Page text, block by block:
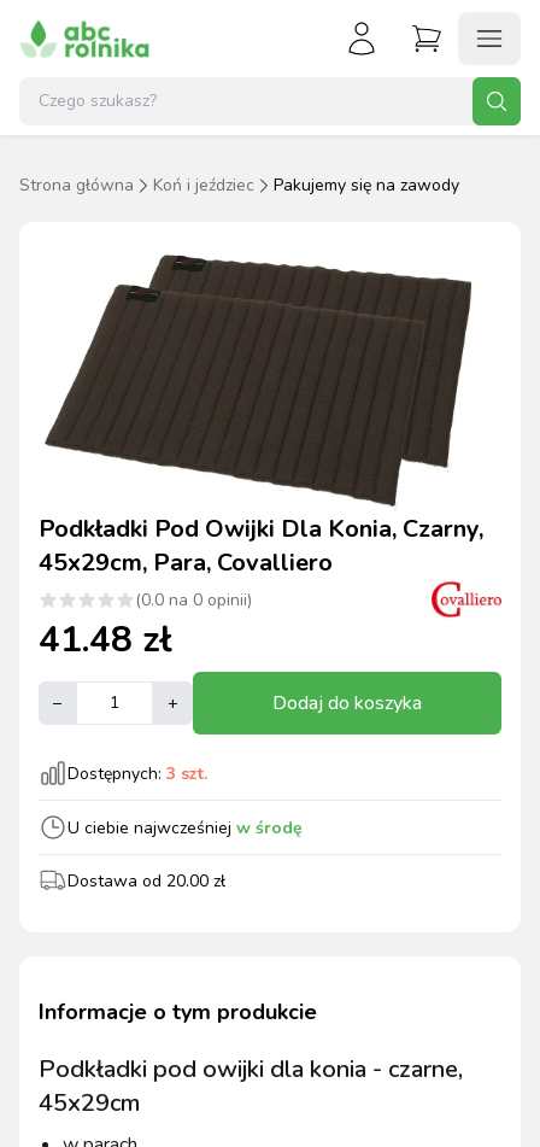
Strona główna Koń i jeździec Pakujemy się na zawody
Podkładki Pod Owijki Dla Konia, Czarny,
45x29cm, Para, Covalliero
(0.0 na 0 opinii)
41.48 zł
– + Dodaj do koszyka
Dostępnych: 3 szt.
U ciebie najwcześniej w środę
Dostawa od 20.00 zł
Informacje o tym produkcie
Podkładki pod owijki dla konia - czarne,
45x29cm